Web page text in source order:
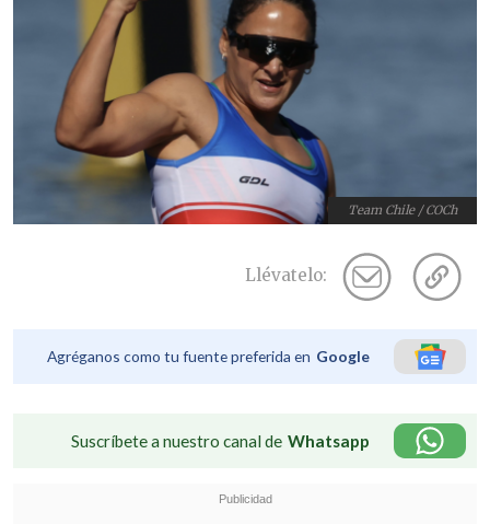
Team Chile / COCh
Llévatelo:
Agréganos como tu fuente preferida en Google
Suscríbete a nuestro canal de Whatsapp